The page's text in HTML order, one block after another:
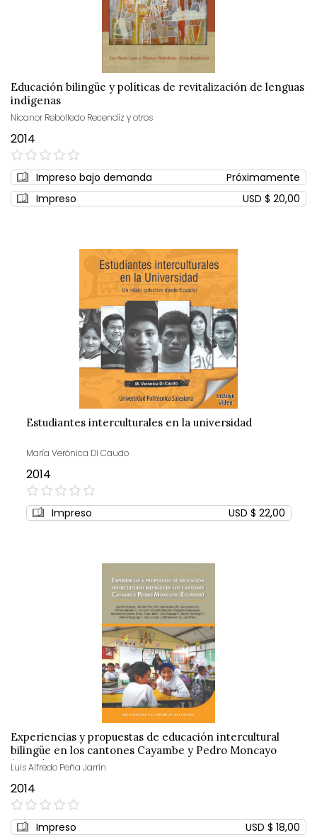
Educación bilingüe y políticas de revitalización de lenguas
indígenas
Nicanor Rebolledo Recendiz y otros
2014
0%
Impreso bajo demanda
Próximamente
Impreso
USD $ 20,00
Estudiantes interculturales en la universidad
María Verónica Di Caudo
2014
0%
Impreso USD $ 22,00
Experiencias y propuestas de educación intercultural
bilingüe en los cantones Cayambe y Pedro Moncayo
(Ecuador)
Luis Alfredo Peña Jarrín
2014
0%
Impreso USD $ 18,00